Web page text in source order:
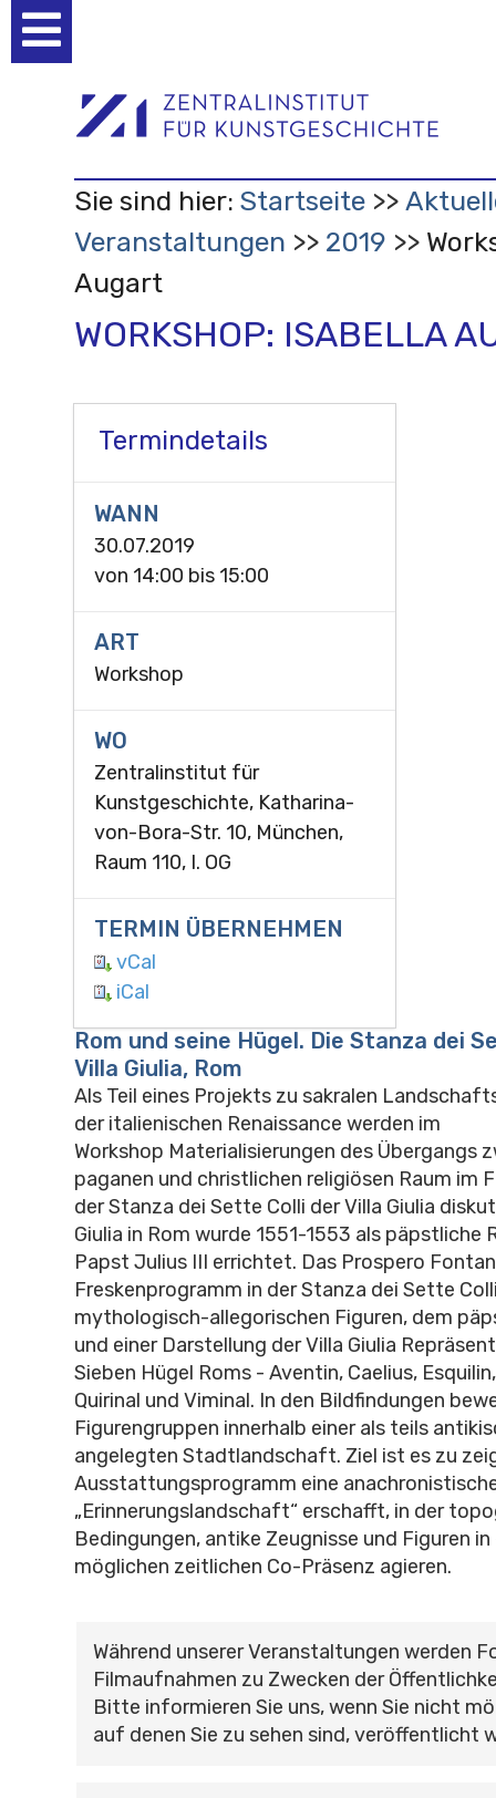
Werkzeuge
Sie sind hier: Startseite
Veranstaltungen
2019
Augart
WORKSHOP: ISABELLA
Termindetails
WANN
30.07.2019
von 14:00 bis 15:00
ART
Workshop
WO
Zentralinstitut für
Kunstgeschichte, Katharina-
von-Bora-Str. 10, München,
Raum 110, I. OG
TERMIN ÜBERNEHMEN
vCal
iCal
Rom und seine Hügel. Die Stanza dei
Villa Giulia, Rom
Als Teil eines Projekts zu sakralen
der italienischen Renaissance werden im
Workshop Materialisierungen des Übergangs
paganen und christlichen religiösen Raum im
der Stanza dei Sette Colli der Villa Giulia
Giulia in Rom wurde 1551-1553 als päpstliche
Papst Julius III errichtet. Das Prospero
Freskenprogramm in der Stanza dei Sette
mythologisch-allegorischen Figuren, dem
und einer Darstellung der Villa Giulia
Sieben Hügel Roms - Aventin, Caelius,
Quirinal und Viminal. In den Bildfindungen
Figurengruppen innerhalb einer als teils
angelegten Stadtlandschaft. Ziel ist es zu
Ausstattungsprogramm eine
„Erinnerungslandschaft“ erschafft, in der
Bedingungen, antike Zeugnisse und Figuren
möglichen zeitlichen Co-Präsenz agieren.
Während unserer Veranstaltungen werden
Filmaufnahmen zu Zwecken der
Bitte informieren Sie uns, wenn Sie nicht
auf denen Sie zu sehen sind, veröffentlicht